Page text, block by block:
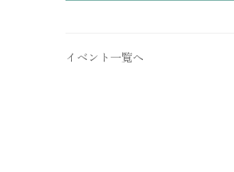
イベント一覧へ